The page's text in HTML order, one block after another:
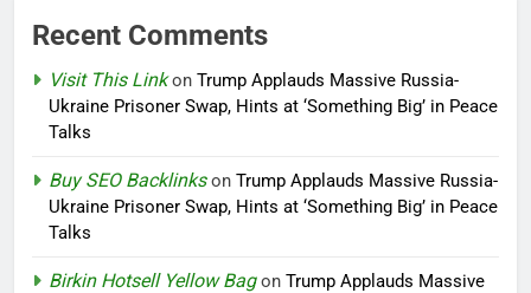
Recent Comments
Visit This Linkon Trump Applauds Massive Russia-
Ukraine Prisoner Swap, Hints at ‘Something Big’ in Peace
Talks
Buy SEO Backlinkson Trump Applauds Massive Russia-
Ukraine Prisoner Swap, Hints at ‘Something Big’ in Peace
Talks
Birkin Hotsell Yellow Bagon Trump Applauds Massive